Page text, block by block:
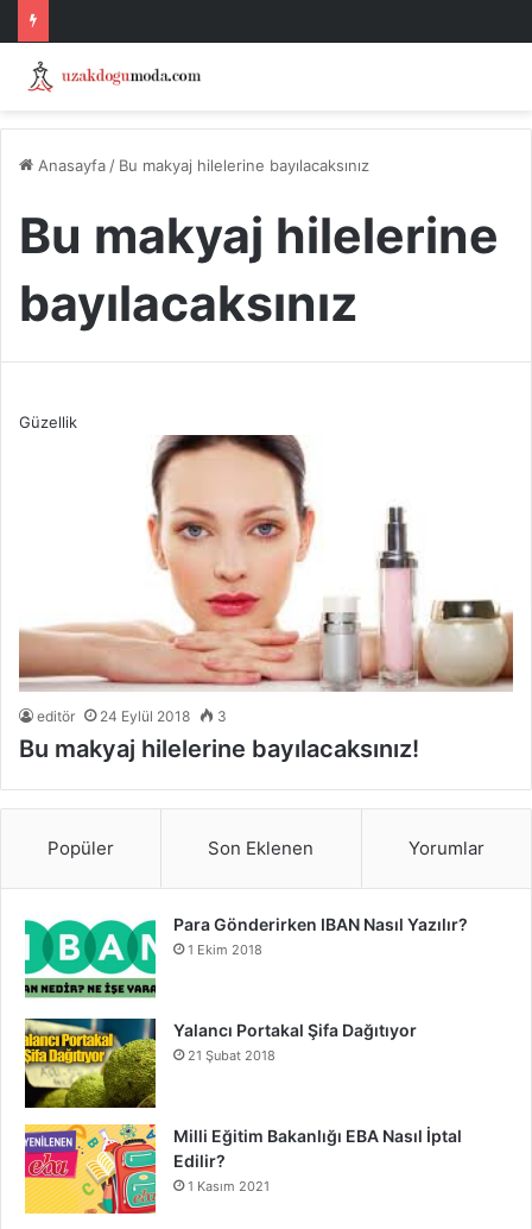
Anasayfa / Bu makyaj hilelerine bayılacaksınız
Bu makyaj hilelerine
bayılacaksınız
Güzellik
editör 24 Eylül 2018 3
Bu makyaj hilelerine bayılacaksınız!
Popüler Son Eklenen Yorumlar
Para Gönderirken IBAN Nasıl Yazılır?
1 Ekim 2018
Yalancı Portakal Şifa Dağıtıyor
21 Şubat 2018
Milli Eğitim Bakanlığı EBA Nasıl İptal
Edilir?
1 Kasım 2021